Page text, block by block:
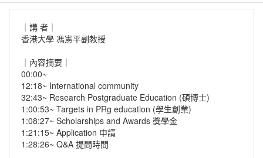
｜講 者｜
香港大學 馮憲平副教授
｜內容摘要｜
00:00~
12:18~ International community
32:43~ Research Postgraduate Education (碩博士)
1:00:53~ Targets in PRg education (學生創業)
1:08:27~ Scholarships and Awards 獎學金
1:21:15~ Application 申請
1:28:26~ Q&A 提問時間